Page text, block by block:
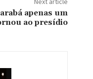
apenas um
ao presídio